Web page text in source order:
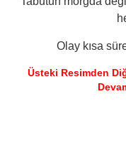
Olay kısa
Üsteki Resimden